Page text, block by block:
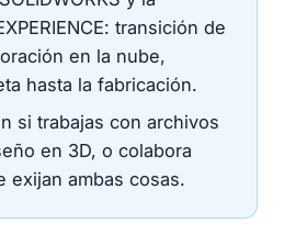
transición de
en la nube,
hasta la fabricación.
si trabajas con archivos
en 3D, o colabora
exijan ambas cosas.